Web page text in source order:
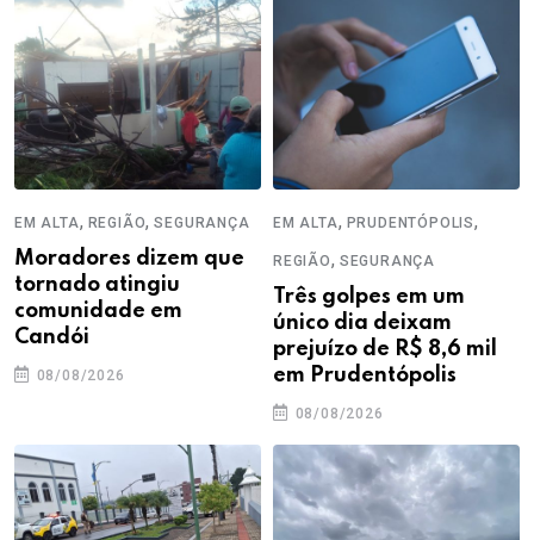
EM ALTA, REGIÃO,SEGURANÇA
Moradores dizem que
tornado atingiu
comunidade em
Candói
08/08/2026
EM ALTA, PRUDENTÓPOLIS,
REGIÃO, SEGURANÇA
Três golpes em um
único dia deixam
prejuízo de R$ 8,6 mil
em Prudentópolis
08/08/2026